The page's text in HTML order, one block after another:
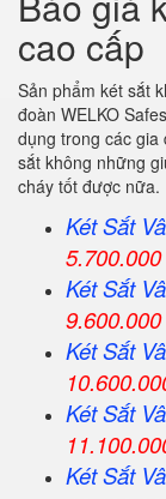
cao cấp
Sản phẩm két sắt
đoàn WELKO
dụng trong các
sắt không những
cháy tốt được nữa.
Két Sắt
5.700.000
Két Sắt
9.600.000
Két Sắt
Két Sắt
Két Sắt